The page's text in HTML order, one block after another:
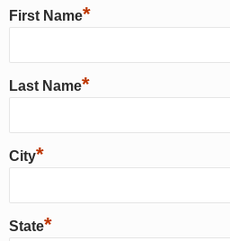
First Name*
Last Name*
City*
State*